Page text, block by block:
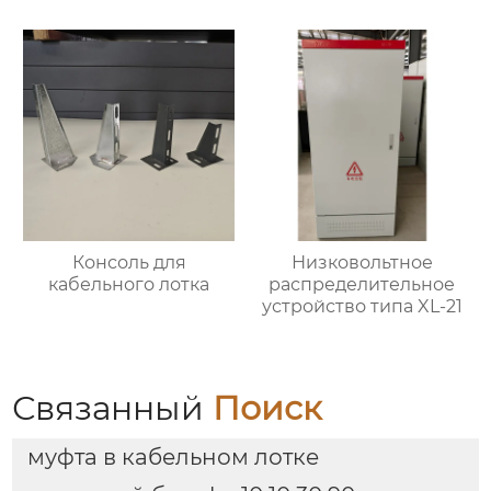
Консоль для
кабельного лотка
Низковольтное
распределительное
устройство типа XL-21
Связанный Поиск
муфта в кабельном лотке